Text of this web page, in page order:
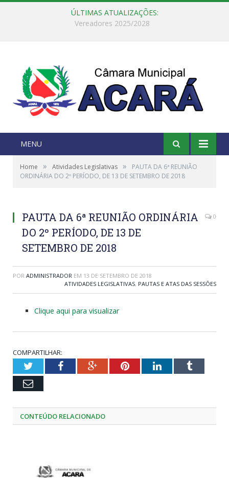
ÚLTIMAS ATUALIZAÇÕES:
MENU
Home » Atividades Legislativas »
PAUTA DA 6ª REUNIÃO
ORDINÁRIA DO 2º PERÍODO, DE 13 DE SETEMBRO DE 2018
PAUTA DA 6ª REUNIÃO ORDINÁRIA
DO 2º PERÍODO, DE 13 DE
SETEMBRO DE 2018
0
POR ADMINISTRADOR EM 13 DE SETEMBRO DE 2018
ATIVIDADES LEGISLATIVAS, PAUTAS E ATAS DAS SESSÕES
Clique aqui para visualizar
COMPARTILHAR:
TwitterFacebookGoogle+PinterestLinkedInTumblr
Email
CONTEÚDO RELACIONADO